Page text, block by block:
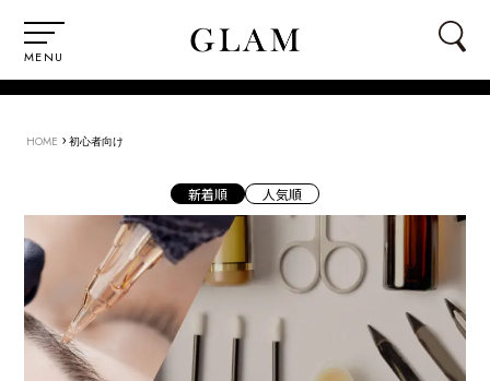
MENU
HOME › 初心者向け
新着順 人気順